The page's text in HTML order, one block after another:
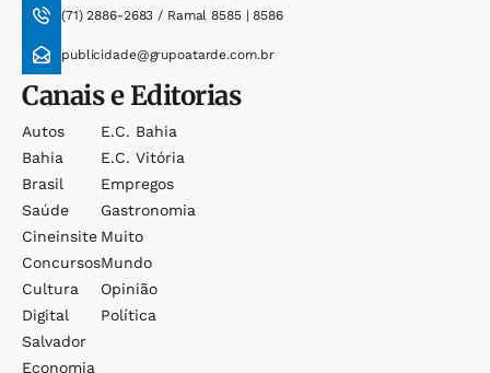
(71) 2886-2683 / Ramal 8585 | 8586
publicidade@grupoatarde.com.br
Canais e Editorias
Autos
Bahia
Brasil
Saúde
Cineinsite
Concursos
Cultura
Digital
Salvador
Economia
E.c. Bahia
E.c. Vitória
Empregos
Gastronomia
Muito
Mundo
Opinião
Política